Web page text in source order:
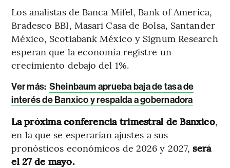
Los analistas de Banca Mifel, Bank of America,
Bradesco BBI, Masari Casa de Bolsa, Santander
México, Scotiabank México y Signum Research
esperan que la economía registre un
crecimiento debajo del 1%.
Ver más: Sheinbaum aprueba baja de tasa de
interés de Banxico y respalda a gobernadora
La próxima conferencia trimestral de Banxico,
en la que se esperarían ajustes a sus
pronósticos económicos de 2026 y 2027, será
el 27 de mayo.